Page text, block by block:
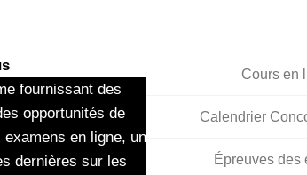
fournissant des
opportunités de
en ligne, un
dernières sur les
Cours en
Calendrier
Épreuves des